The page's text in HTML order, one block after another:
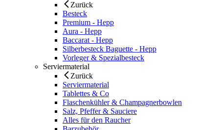
Zurück
Besteck
Premium - Hepp
Aura - Hepp
Baccarat - Hepp
Silberbesteck Baguette - Hepp
Vorleger & Spezialbesteck
Serviermaterial
Zurück
Serviermaterial
Tablettes & Co
Flaschenkühler & Champagnerbowlen
Salz, Pfeffer & Sauciere
Alles für den Raucher